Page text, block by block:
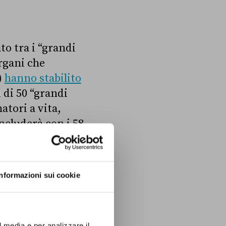
sui cookie
tra i “grandi
che
hanno stabilito
50 “grandi
a vita,
con i 58
che per
il green